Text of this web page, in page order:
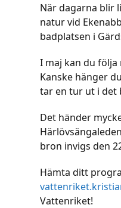
När dagarna blir
natur vid
badplatsen i
I maj kan du följa
Kanske hänger
tar en tur ut i det
Det händer
bron invigs den
Hämta ditt
Vattenriket!